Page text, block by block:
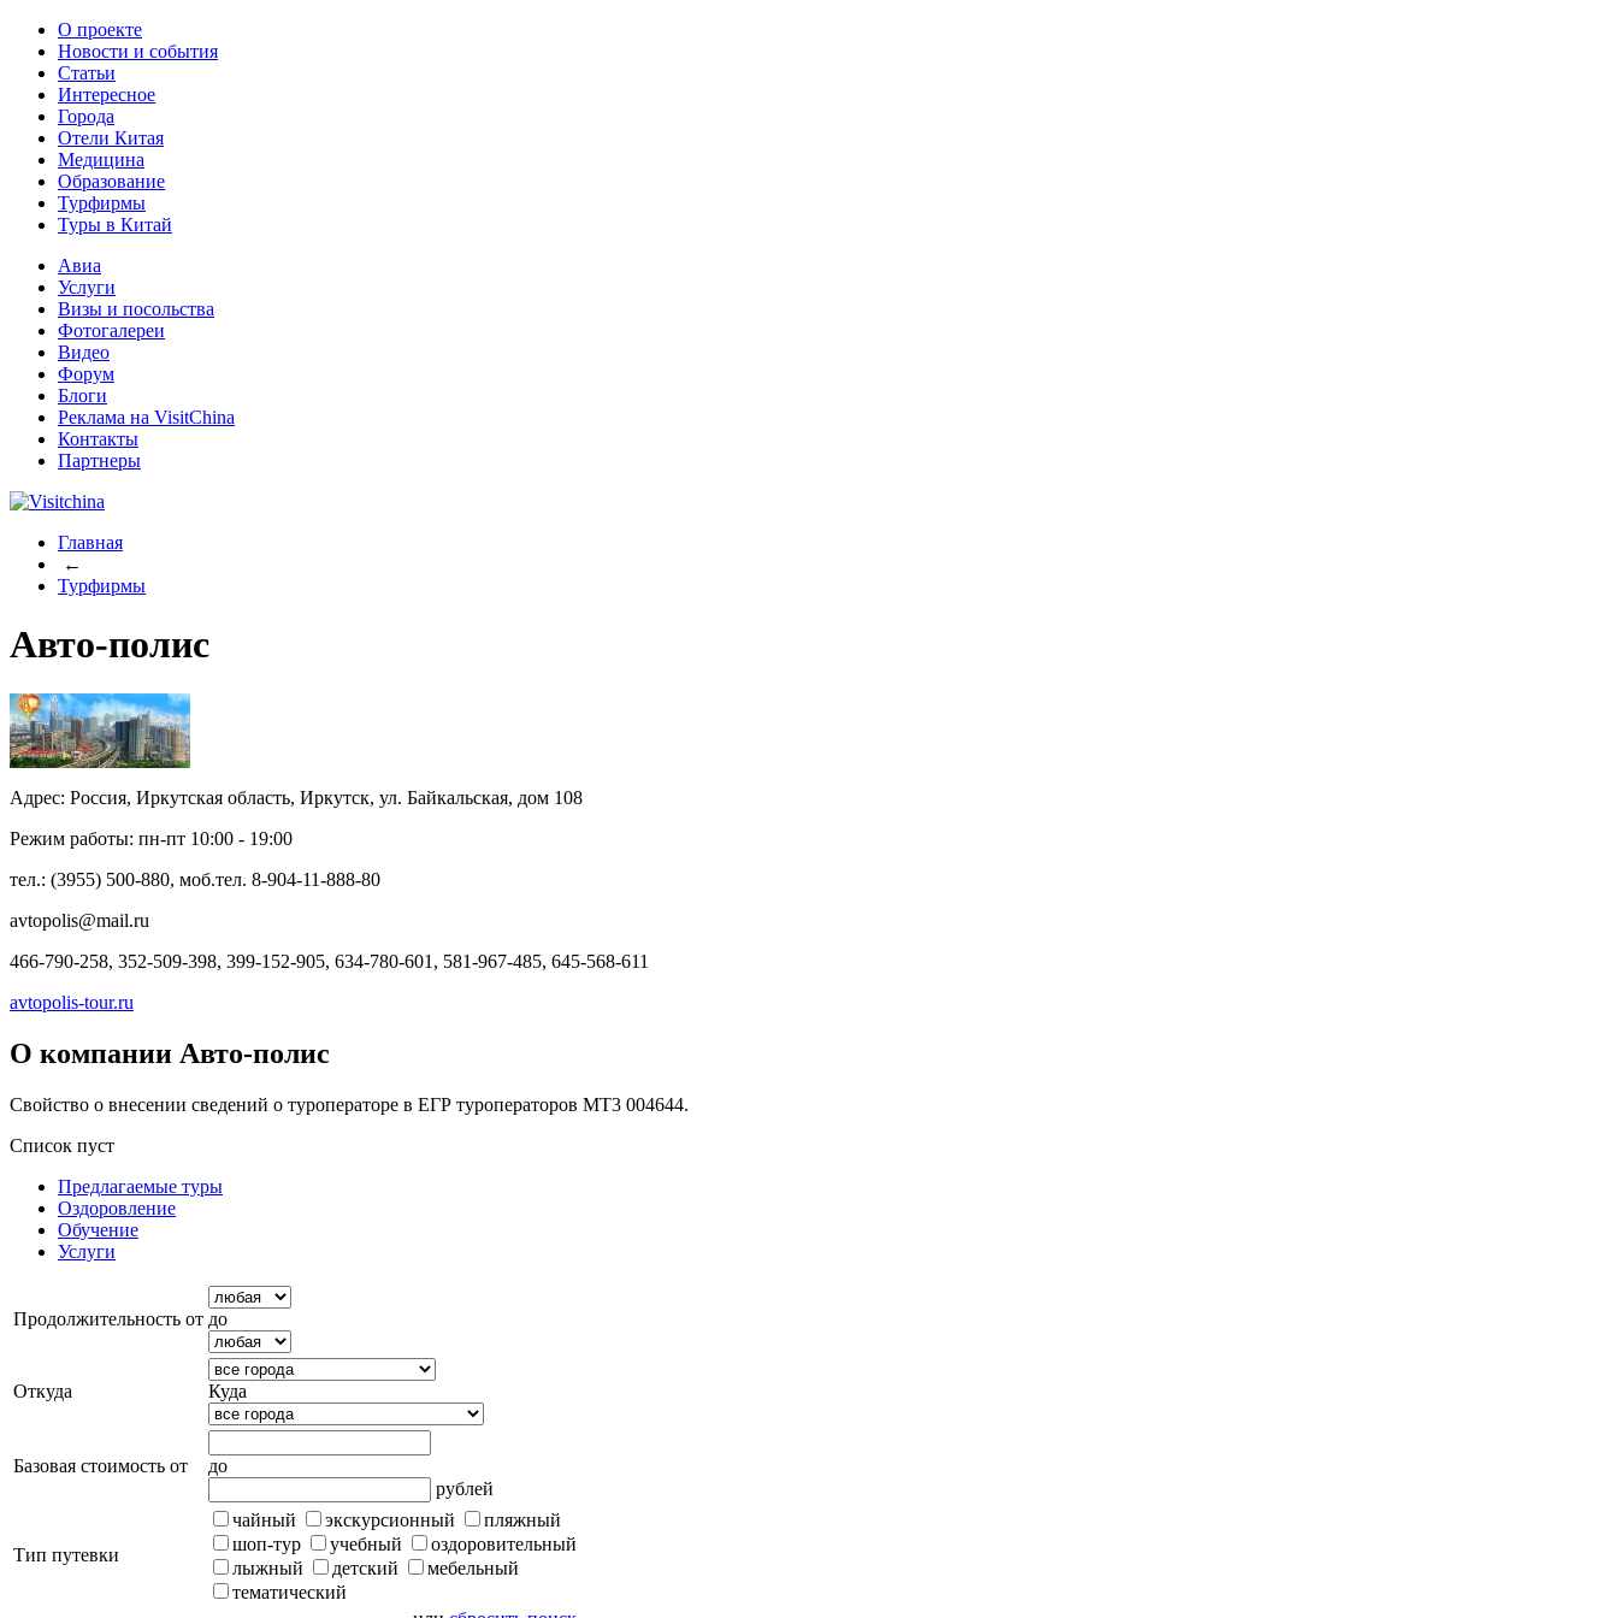
О проекте
Новости и события
Статьи
Интересное
Города
Отели Китая
Медицина
Образование
Турфирмы
Туры в Китай
Авиа
Услуги
Визы и посольства
Фотогалереи
Видео
Форум
Блоги
Реклама на VisitChina
Контакты
Партнеры
Главная
←
Турфирмы
Авто-полис
Адрес: Россия, Иркутская область, Иркутск, ул. Байкальская, дом 108
Режим работы: пн-пт 10:00 - 19:00
тел.: (3955) 500-880, моб.тел. 8-904-11-888-80
avtopolis@mail.ru
466-790-258, 352-509-398, 399-152-905, 634-780-601, 581-967-485, 645-568-611
avtopolis-tour.ru
О компании Авто-полис
Свойство о внесении сведений о туроператоре в ЕГР туроператоров МТ3 004644.
Список пуст
Предлагаемые туры
Оздоровление
Обучение
Услуги
Продолжительность от до
Откуда Куда
Базовая стоимость от
до
рублей
Тип путевки
чайный экскурсионный
пляжный
шоп-тур
учебный
оздоровительный
лыжный
детский
мебельный
тематический